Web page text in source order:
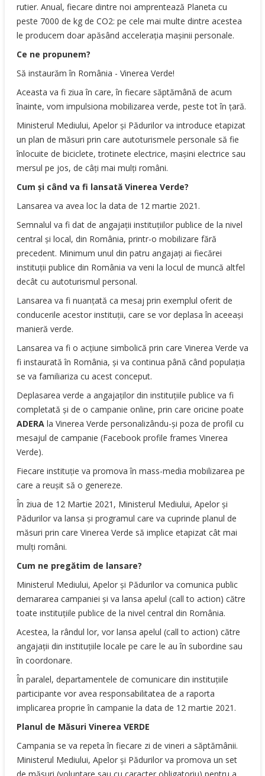
rutier. Anual, fiecare dintre noi amprentează Planeta cu
peste 7000 de kg de CO2: pe cele mai multe dintre acestea
le producem doar apăsând accelerația mașinii personale.
Ce ne propunem?
Să instaurăm în România - Vinerea Verde!
Aceasta va fi ziua în care, în fiecare săptămână de acum
înainte, vom impulsiona mobilizarea verde, peste tot în țară.
Ministerul Mediului, Apelor și Pădurilor va introduce etapizat
un plan de măsuri prin care autoturismele personale să fie
înlocuite de biciclete, trotinete electrice, mașini electrice sau
mersul pe jos, de câți mai mulți români.
Cum și când va fi lansată Vinerea Verde?
Lansarea va avea loc la data de 12 martie 2021.
Semnalul va fi dat de angajații instituțiilor publice de la nivel
central și local, din România, printr-o mobilizare fără
precedent. Minimum unul din patru angajați ai fiecărei
instituții publice din România va veni la locul de muncă altfel
decât cu autoturismul personal.
Lansarea va fi nuanțată ca mesaj prin exemplul oferit de
conducerile acestor instituții, care se vor deplasa în aceeași
manieră verde.
Lansarea va fi o acțiune simbolică prin care Vinerea Verde va
fi instaurată în România, și va continua până când populația
se va familiariza cu acest conceput.
Deplasarea verde a angajaților din instituțiile publice va fi
completată și de o campanie online, prin care oricine poate
ADERA la Vinerea Verde personalizându-și poza de profil cu
mesajul de campanie (Facebook profile frames Vinerea
Verde).
Fiecare instituție va promova în mass-media mobilizarea pe
care a reușit să o genereze.
În ziua de 12 Martie 2021, Ministerul Mediului, Apelor și
Pădurilor va lansa și programul care va cuprinde planul de
măsuri prin care Vinerea Verde să implice etapizat cât mai
mulți români.
Cum ne pregătim de lansare?
Ministerul Mediului, Apelor și Pădurilor va comunica public
demararea campaniei și va lansa apelul (call to action) către
toate instituțiile publice de la nivel central din România.
Acestea, la rândul lor, vor lansa apelul (call to action) către
angajații din instituțiile locale pe care le au în subordine sau
în coordonare.
În paralel, departamentele de comunicare din instituțiile
participante vor avea responsabilitatea de a raporta
implicarea proprie în campanie la data de 12 martie 2021.
Planul de Măsuri Vinerea VERDE
Campania se va repeta în fiecare zi de vineri a săptămânii.
Ministerul Mediului, Apelor și Pădurilor va promova un set
de măsuri (voluntare sau cu caracter obligatoriu) pentru a